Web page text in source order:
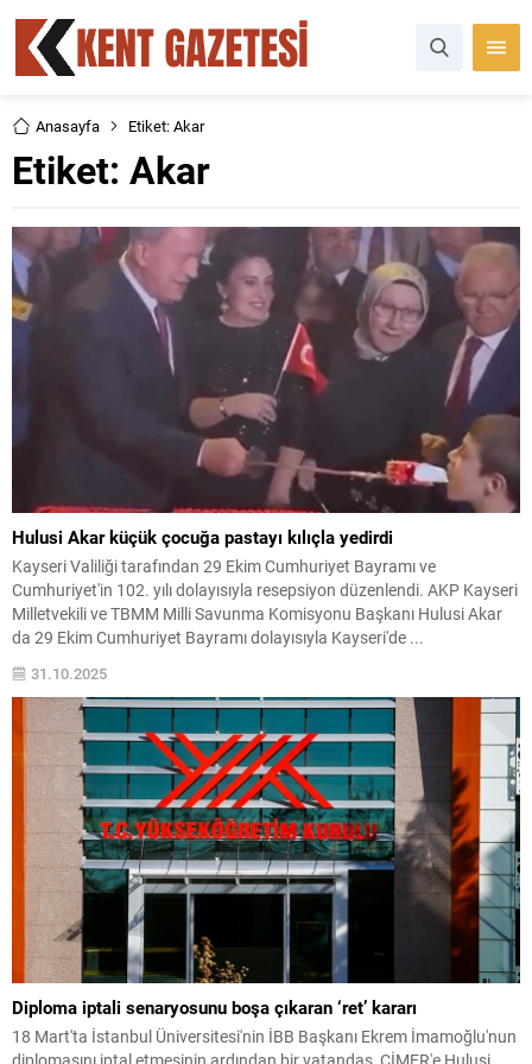
Anasayfa Etiket: Akar
Etiket: Akar
Hulusi Akar küçük çocuğa pastayı kılıçla yedirdi
Kayseri Valiliği tarafından 29 Ekim Cumhuriyet Bayramı ve
Cumhuriyet'in 102. yılı dolayısıyla resepsiyon düzenlendi. AKP Kayseri
Milletvekili ve TBMM Milli Savunma Komisyonu Başkanı Hulusi Akar
da 29 Ekim Cumhuriyet Bayramı dolayısıyla Kayseri'de ...
31.10.2025
Diploma iptali senaryosunu boşa çıkaran ‘ret’ kararı
18 Mart'ta İstanbul Üniversitesi'nin İBB Başkanı Ekrem İmamoğlu'nun
diplomasını iptal etmesinin ardından bir vatandaş, CİMER'e Hulusi